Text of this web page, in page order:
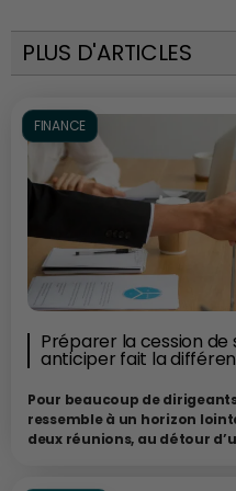
PLUS D'ARTICLES
FINANCE
Préparer la cession
anticiper fait la
Pour beaucoup de
ressemble à un horizon
deux réunions, au détour